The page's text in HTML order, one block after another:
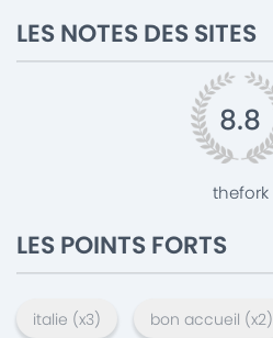
LES NOTES DES SITES
8.8
thefork
LES POINTS FORTS
italie (x3) bon accueil (x2)